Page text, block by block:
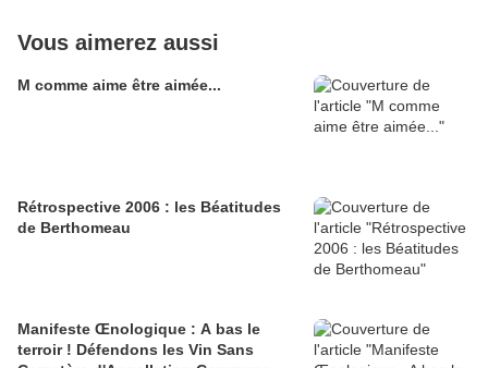
Vous aimerez aussi
M comme aime être aimée...
Rétrospective 2006 : les Béatitudes
de Berthomeau
Manifeste Œnologique : A bas le
terroir ! Défendons les Vin Sans